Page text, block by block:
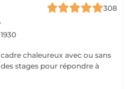
308
chaleureux avec ou sans
stages pour répondre à